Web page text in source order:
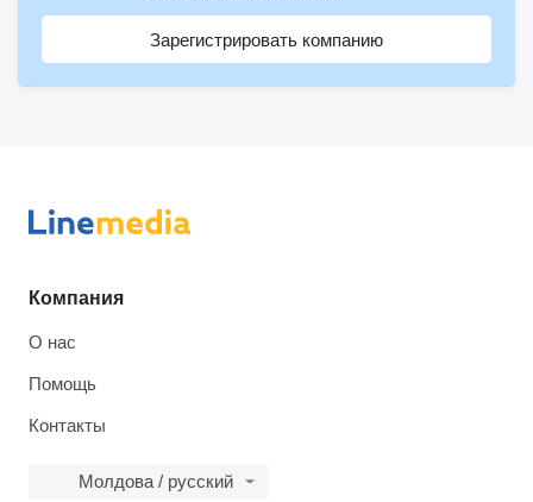
Зарегистрировать компанию
Компания
О нас
Помощь
Контакты
Молдова / русский